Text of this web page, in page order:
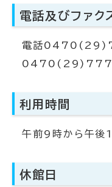
電話及びファク
電話
利用時間
午前9時から午後
休館日